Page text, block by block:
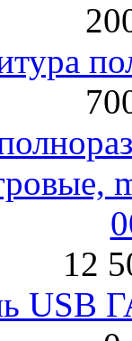
12
USB